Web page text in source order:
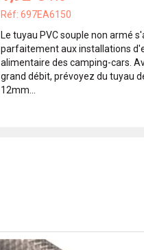
Réf: 697EA6150
Le tuyau PVC souple non armé
parfaitement aux installations
alimentaire des camping-cars.
grand débit, prévoyez du tuyau
12mm...